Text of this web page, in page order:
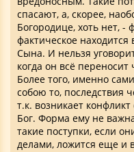
спасают, а, скорее,
Богородице, хоть нет, -
фактическое
Сына. И нельзя
когда он всё
Более того, именно
собою то, последствия
т.к. возникает
Бог. Форма ему не
такие поступки, если
делами, ложится еще и